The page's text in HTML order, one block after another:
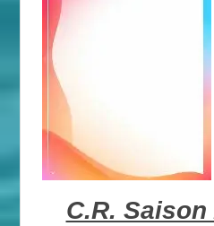
C.R. Saison